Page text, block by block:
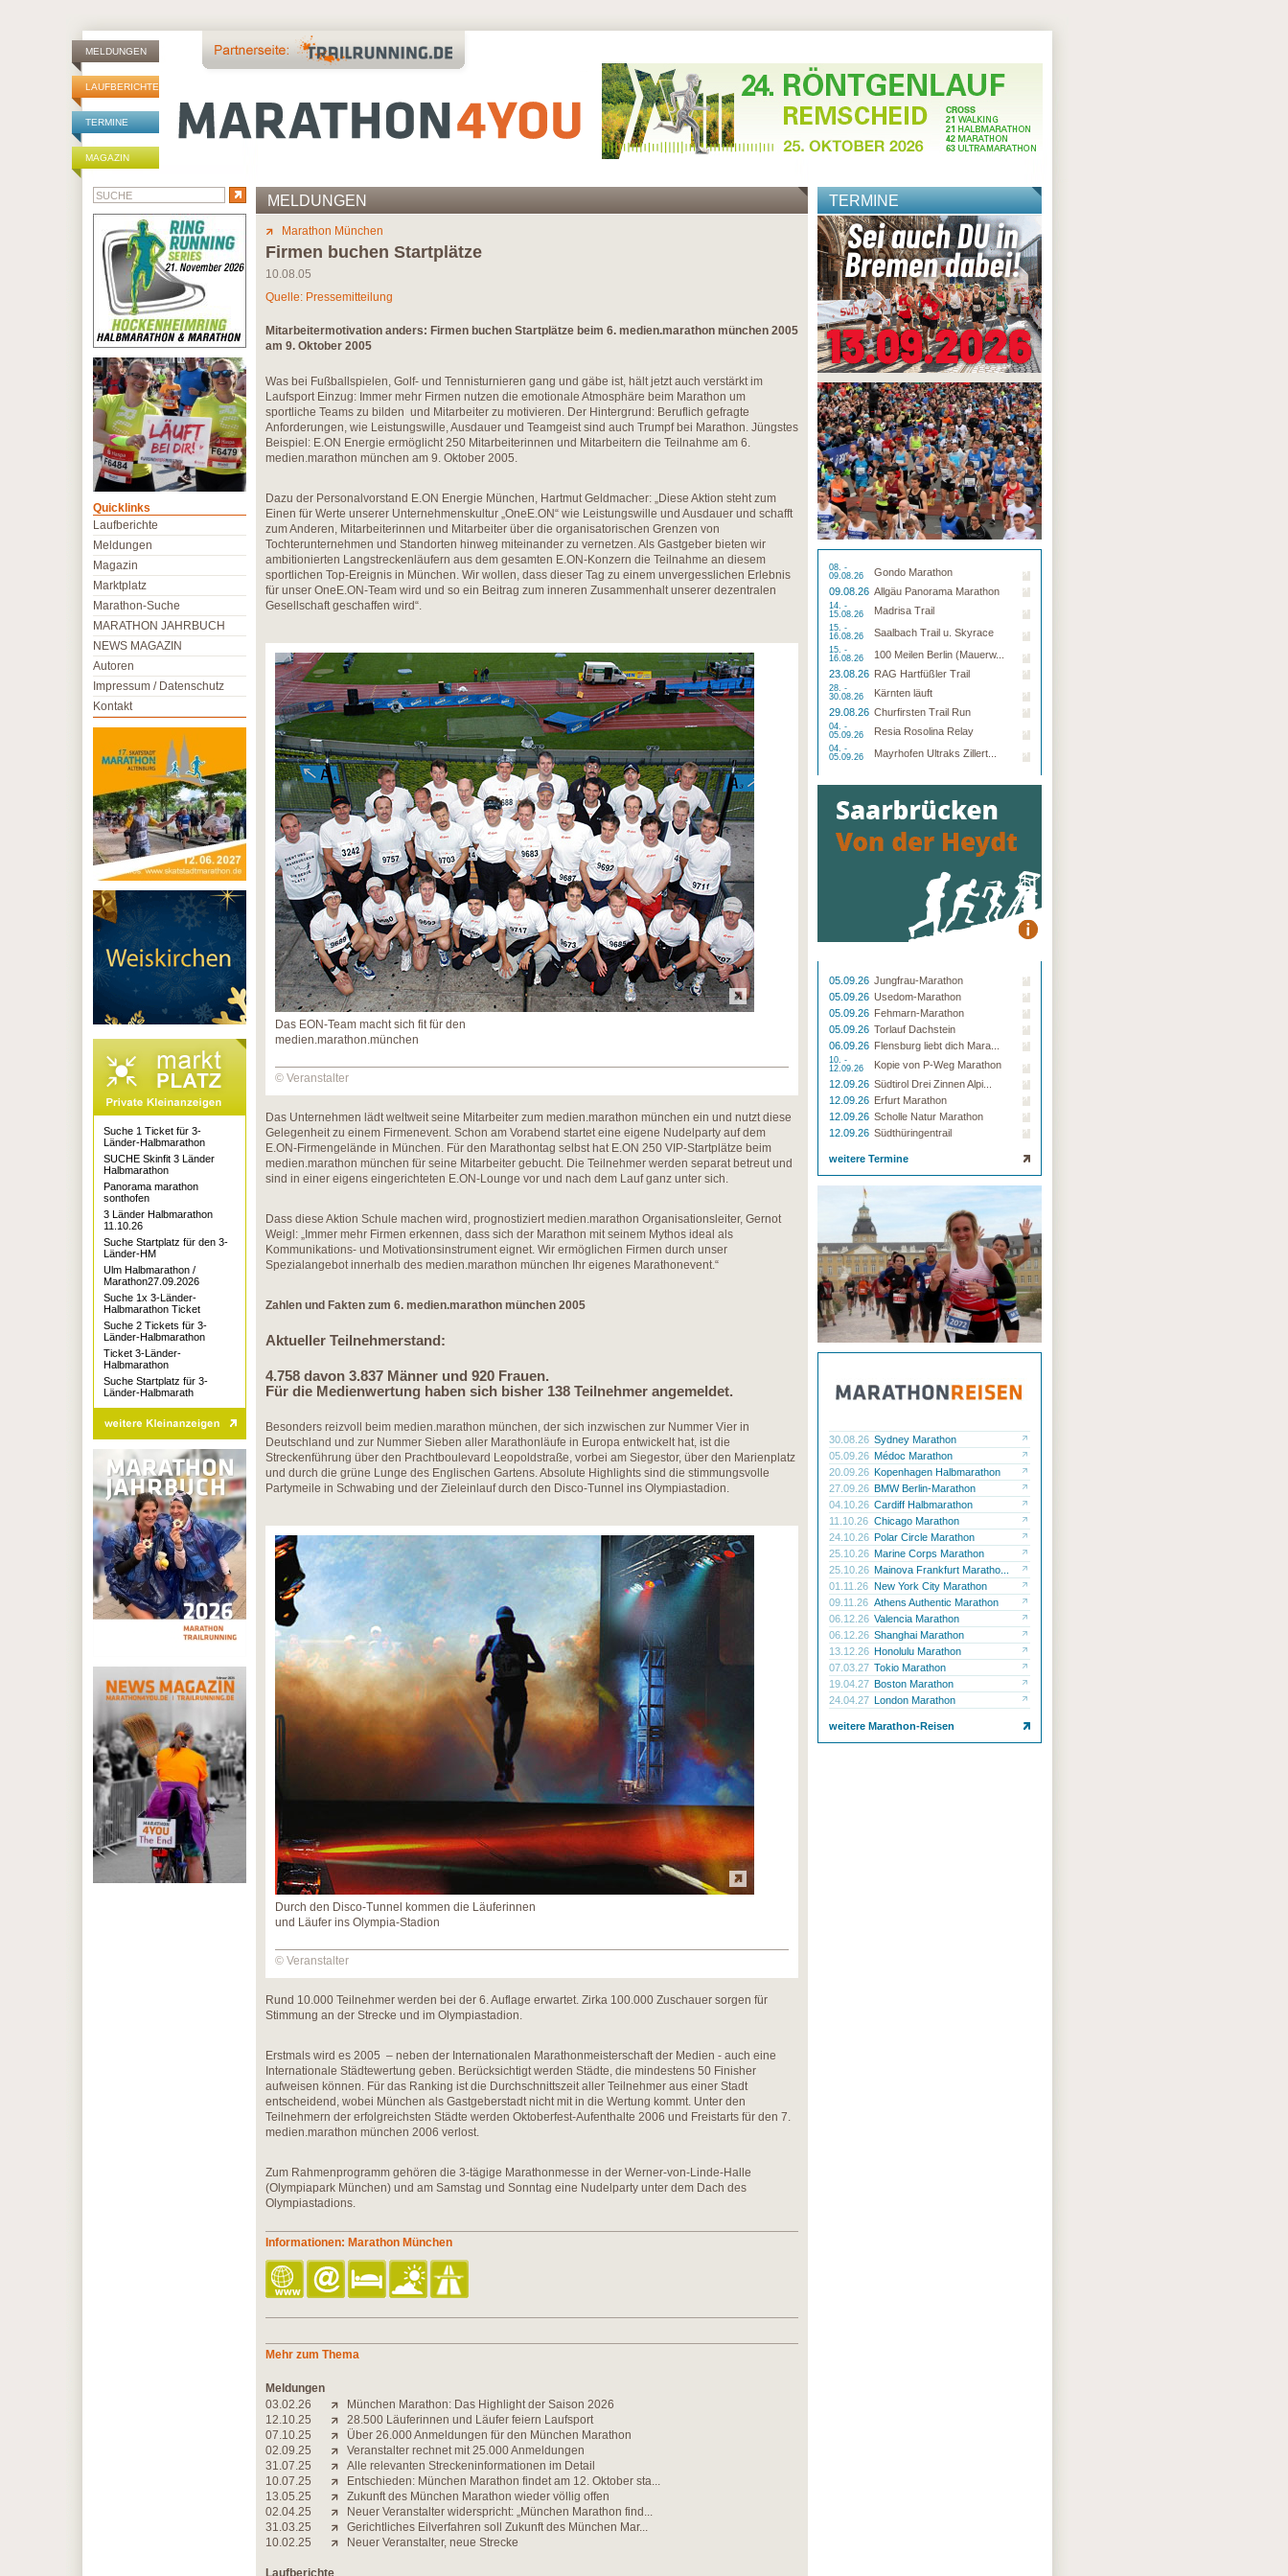
MELDUNGEN
LAUFBERICHTE
TERMINE
MAGAZIN
MELDUNGEN
Marathon München
Firmen buchen Startplätze
10.08.05
Quelle: Pressemitteilung
Mitarbeitermotivation anders: Firmen buchen Startplätze beim 6. medien.marathon münchen 2005
am 9. Oktober 2005
Was bei Fußballspielen, Golf- und Tennisturnieren gang und gäbe ist, hält jetzt auch verstärkt im
Laufsport Einzug: Immer mehr Firmen nutzen die emotionale Atmosphäre beim Marathon um
sportliche Teams zu bilden und Mitarbeiter zu motivieren. Der Hintergrund: Beruflich gefragte
Anforderungen, wie Leistungswille, Ausdauer und Teamgeist sind auch Trumpf bei Marathon. Jüngstes
Beispiel: E.ON Energie ermöglicht 250 Mitarbeiterinnen und Mitarbeitern die Teilnahme am 6.
medien.marathon münchen am 9. Oktober 2005.
Dazu der Personalvorstand E.ON Energie München, Hartmut Geldmacher: „Diese Aktion steht zum
Einen für Werte unserer Unternehmenskultur „OneE.ON“ wie Leistungswille und Ausdauer und schafft
zum Anderen, Mitarbeiterinnen und Mitarbeiter über die organisatorischen Grenzen von
Tochterunternehmen und Standorten hinweg miteinander zu vernetzen. Als Gastgeber bieten wir
ambitionierten Langstreckenläufern aus dem gesamten E.ON-Konzern die Teilnahme an diesem
sportlichen Top-Ereignis in München. Wir wollen, dass dieser Tag zu einem unvergesslichen Erlebnis
für unser OneE.ON-Team wird und so ein Beitrag zum inneren Zusammenhalt unserer dezentralen
Gesellschaft geschaffen wird“.
Das EON-Team macht sich fit für den
medien.marathon.münchen
© Veranstalter
Das Unternehmen lädt weltweit seine Mitarbeiter zum medien.marathon münchen ein und nutzt diese
Gelegenheit zu einem Firmenevent. Schon am Vorabend startet eine eigene Nudelparty auf dem
E.ON-Firmengelände in München. Für den Marathontag selbst hat E.ON 250 VIP-Startplätze beim
medien.marathon münchen für seine Mitarbeiter gebucht. Die Teilnehmer werden separat betreut und
sind in einer eigens eingerichteten E.ON-Lounge vor und nach dem Lauf ganz unter sich.
Dass diese Aktion Schule machen wird, prognostiziert medien.marathon Organisationsleiter, Gernot
Weigl: „Immer mehr Firmen erkennen, dass sich der Marathon mit seinem Mythos ideal als
Kommunikations- und Motivationsinstrument eignet. Wir ermöglichen Firmen durch unser
Spezialangebot innerhalb des medien.marathon münchen Ihr eigenes Marathonevent.“
Zahlen und Fakten zum 6. medien.marathon münchen 2005
Aktueller Teilnehmerstand:
4.758 davon 3.837 Männer und 920 Frauen.
Für die Medienwertung haben sich bisher 138 Teilnehmer angemeldet.
Besonders reizvoll beim medien.marathon münchen, der sich inzwischen zur Nummer Vier in
Deutschland und zur Nummer Sieben aller Marathonläufe in Europa entwickelt hat, ist die
Streckenführung über den Prachtboulevard Leopoldstraße, vorbei am Siegestor, über den Marienplatz
und durch die grüne Lunge des Englischen Gartens. Absolute Highlights sind die stimmungsvolle
Partymeile in Schwabing und der Zieleinlauf durch den Disco-Tunnel ins Olympiastadion.
Durch den Disco-Tunnel kommen die Läuferinnen
und Läufer ins Olympia-Stadion
© Veranstalter
Rund 10.000 Teilnehmer werden bei der 6. Auflage erwartet. Zirka 100.000 Zuschauer sorgen für
Stimmung an der Strecke und im Olympiastadion.
Erstmals wird es 2005 – neben der Internationalen Marathonmeisterschaft der Medien - auch eine
Internationale Städtewertung geben. Berücksichtigt werden Städte, die mindestens 50 Finisher
aufweisen können. Für das Ranking ist die Durchschnittszeit aller Teilnehmer aus einer Stadt
entscheidend, wobei München als Gastgeberstadt nicht mit in die Wertung kommt. Unter den
Teilnehmern der erfolgreichsten Städte werden Oktoberfest-Aufenthalte 2006 und Freistarts für den 7.
medien.marathon münchen 2006 verlost.
Zum Rahmenprogramm gehören die 3-tägige Marathonmesse in der Werner-von-Linde-Halle
(Olympiapark München) und am Samstag und Sonntag eine Nudelparty unter dem Dach des
Olympiastadions.
Informationen: Marathon München
Mehr zum Thema
Meldungen
03.02.26
München Marathon: Das Highlight der Saison 2026
12.10.25
28.500 Läuferinnen und Läufer feiern Laufsport
07.10.25
Über 26.000 Anmeldungen für den München Marathon
02.09.25
Veranstalter rechnet mit 25.000 Anmeldungen
31.07.25
Alle relevanten Streckeninformationen im Detail
10.07.25
Entschieden: München Marathon findet am 12. Oktober sta...
13.05.25
Zukunft des München Marathon wieder völlig offen
02.04.25
Neuer Veranstalter widerspricht: „München Marathon find...
31.03.25
Gerichtliches Eilverfahren soll Zukunft des München Mar...
10.02.25
Neuer Veranstalter, neue Strecke
Laufberichte
TERMINE
08. -
09.08.26
Gondo Marathon
09.08.26 Allgäu Panorama Marathon
14. -
15.08.26
Madrisa Trail
15. -
16.08.26
Saalbach Trail u. Skyrace
15. -
16.08.26
100 Meilen Berlin (Mauerw...
23.08.26 RAG Hartfüßler Trail
28. -
30.08.26
Kärnten läuft
29.08.26 Churfirsten Trail Run
04. -
05.09.26
Resia Rosolina Relay
04. -
05.09.26
Mayrhofen Ultraks Zillert...
05.09.26 Jungfrau-Marathon
05.09.26 Usedom-Marathon
05.09.26 Fehmarn-Marathon
05.09.26 Torlauf Dachstein
06.09.26 Flensburg liebt dich Mara...
10. -
12.09.26
Kopie von P-Weg Marathon
12.09.26 Südtirol Drei Zinnen Alpi...
12.09.26 Erfurt Marathon
12.09.26 Scholle Natur Marathon
12.09.26 Südthüringentrail
weitere Termine
30.08.26 Sydney Marathon
05.09.26 Médoc Marathon
20.09.26 Kopenhagen Halbmarathon
27.09.26 BMW Berlin-Marathon
04.10.26 Cardiff Halbmarathon
11.10.26 Chicago Marathon
24.10.26 Polar Circle Marathon
25.10.26 Marine Corps Marathon
25.10.26 Mainova Frankfurt Maratho...
01.11.26 New York City Marathon
09.11.26 Athens Authentic Marathon
06.12.26 Valencia Marathon
06.12.26 Shanghai Marathon
13.12.26 Honolulu Marathon
07.03.27 Tokio Marathon
19.04.27 Boston Marathon
24.04.27 London Marathon
weitere Marathon-Reisen
Quicklinks
Laufberichte
Meldungen
Magazin
Marktplatz
Marathon-Suche
MARATHON JAHRBUCH
NEWS MAGAZIN
Autoren
Impressum / Datenschutz
Kontakt
Suche 1 Ticket für 3-
Länder-Halbmarathon
SUCHE Skinfit 3 Länder
Halbmarathon
Panorama marathon
sonthofen
3 Länder Halbmarathon
11.10.26
Suche Startplatz für den 3-
Länder-HM
Ulm Halbmarathon /
Marathon27.09.2026
Suche 1x 3-Länder-
Halbmarathon Ticket
Suche 2 Tickets für 3-
Länder-Halbmarathon
Ticket 3-Länder-
Halbmarathon
Suche Startplatz für 3-
Länder-Halbmarath